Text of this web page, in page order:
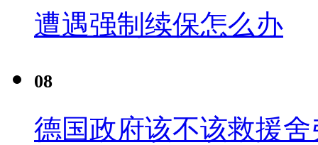
遭遇强制续保怎么办
08
德国政府该不该救援舍